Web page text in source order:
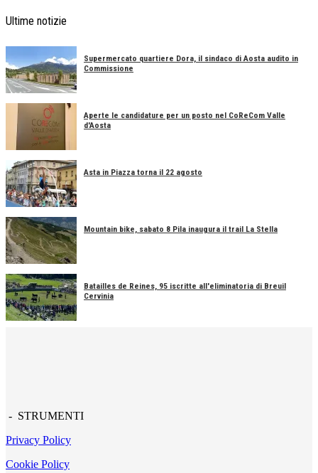
Ultime notizie
Supermercato quartiere Dora, il sindaco di Aosta audito in
Commissione
Aperte le candidature per un posto nel CoReCom Valle
d'Aosta
Asta in Piazza torna il 22 agosto
Mountain bike, sabato 8 Pila inaugura il trail La Stella
Batailles de Reines, 95 iscritte all'eliminatoria di Breuil
Cervinia
- STRUMENTI
Privacy Policy
Cookie Policy